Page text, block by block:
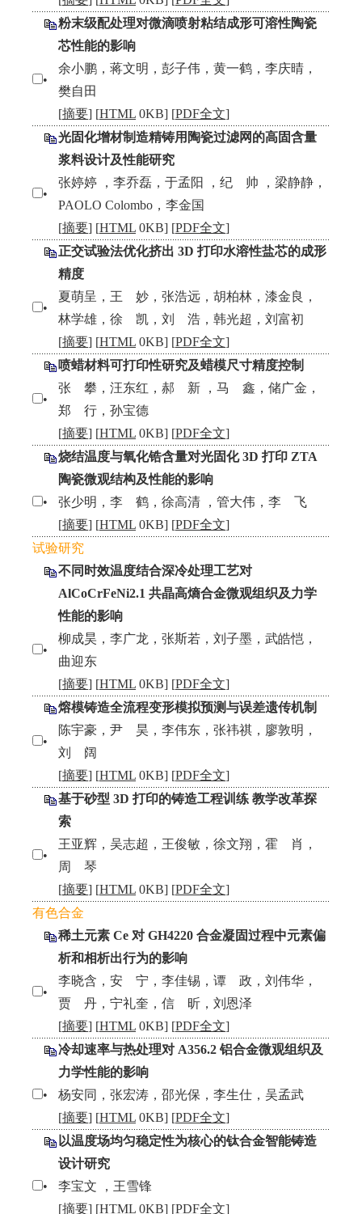
粉末级配处理对微滴喷射粘结成形可溶性陶瓷
芯性能的影响
•
余小鹏，蒋文明，彭子伟，黄一鹤，李庆晴，
樊自田
[摘要] [HTML 0KB] [PDF全文]
光固化增材制造精铸用陶瓷过滤网的高固含量
浆料设计及性能研究
•
张婷婷 ，李乔磊，于孟阳 ，纪 帅 ，梁静静，
PAOLO Colombo，李金国
[摘要] [HTML 0KB] [PDF全文]
正交试验法优化挤出 3D 打印水溶性盐芯的成形
精度
•
夏萌呈，王 妙，张浩远，胡柏林，漆金良，
林学雄，徐 凯，刘 浩，韩光超，刘富初
[摘要] [HTML 0KB] [PDF全文]
喷蜡材料可打印性研究及蜡模尺寸精度控制
•
张 攀，汪东红，郝 新 ，马 鑫，储广金，
郑 行，孙宝德
[摘要] [HTML 0KB] [PDF全文]
烧结温度与氧化锆含量对光固化 3D 打印 ZTA
陶瓷微观结构及性能的影响
•
张少明，李 鹤，徐高清 ，管大伟，李 飞
[摘要] [HTML 0KB] [PDF全文]
试验研究
不同时效温度结合深冷处理工艺对
AlCoCrFeNi2.1 共晶高熵合金微观组织及力学
性能的影响
•
柳成昊，李广龙，张斯若，刘子墨，武皓恺，
曲迎东
[摘要] [HTML 0KB] [PDF全文]
熔模铸造全流程变形模拟预测与误差遗传机制
•
陈宇豪，尹 昊，李伟东，张祎祺，廖敦明，
刘 阔
[摘要] [HTML 0KB] [PDF全文]
基于砂型 3D 打印的铸造工程训练 教学改革探
索
•
王亚辉，吴志超，王俊敏，徐文翔，霍 肖，
周 琴
[摘要] [HTML 0KB] [PDF全文]
有色合金
稀土元素 Ce 对 GH4220 合金凝固过程中元素偏
析和相析出行为的影响
•
李晓含，安 宁，李佳锡，谭 政，刘伟华，
贾 丹，宁礼奎，信 昕，刘恩泽
[摘要] [HTML 0KB] [PDF全文]
冷却速率与热处理对 A356.2 铝合金微观组织及
力学性能的影响
•
杨安同，张宏涛，邵光保，李生仕，吴孟武
[摘要] [HTML 0KB] [PDF全文]
以温度场均匀稳定性为核心的钛合金智能铸造
设计研究
•
李宝文 ，王雪锋
[摘要] [HTML 0KB] [PDF全文]